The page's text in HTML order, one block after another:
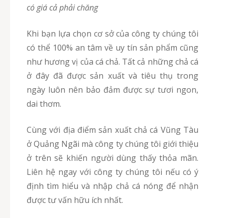
có giá cả phải chăng
Khi bạn lựa chọn cơ sở của công ty chúng tôi
có thể 100% an tâm về uy tín sản phẩm cũng
như hương vị của cá chả. Tất cả những chả cá
ở đây đã được sản xuất và tiêu thụ trong
ngày luôn nên bảo đảm được sự tươi ngon,
dai thơm.
Cùng với địa điểm sản xuất chả cá Vũng Tàu
ở Quảng Ngãi mà công ty chúng tôi giới thiệu
ở trên sẽ khiến người dùng thấy thỏa mãn.
Liên hệ ngay với công ty chúng tôi nếu có ý
định tìm hiểu và nhập chả cá nóng để nhận
được tư vấn hữu ích nhất.